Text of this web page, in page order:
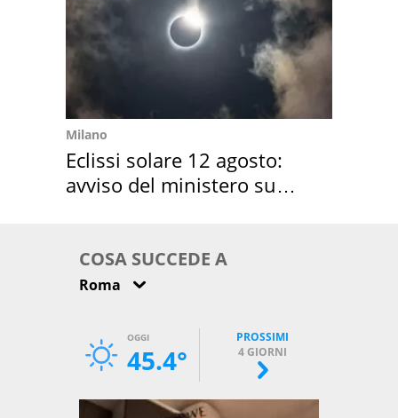
Milano
Eclissi solare 12 agosto:
avviso del ministero su